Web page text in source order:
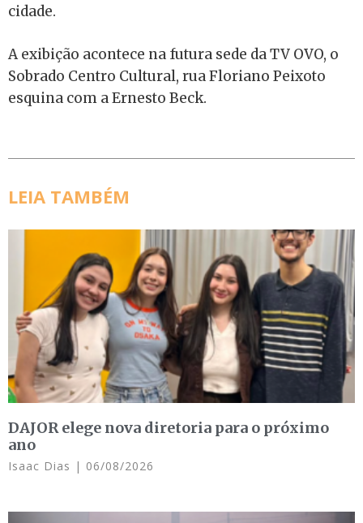
cidade.
A exibição acontece na futura sede da TV OVO, o
Sobrado Centro Cultural, rua Floriano Peixoto
esquina com a Ernesto Beck.
LEIA TAMBÉM
DAJOR elege nova diretoria para o próximo
ano
Isaac Dias 06/08/2026